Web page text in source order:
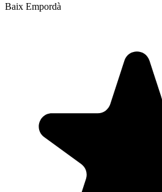
Baix Empordà